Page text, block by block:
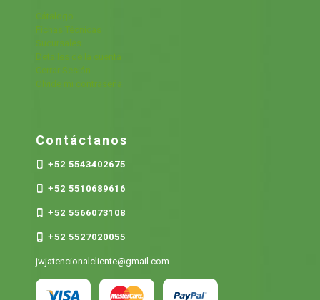
Cátalogo
Fichas Técnicas
Sucursales
Detalles de la cuenta
Cerrar Sesión
Olvide mi contraseña
Contáctanos
+52 5543402675
+52 5510689616
+52 5566073108
+52 5527020055
jwjatencionalcliente@gmail.com